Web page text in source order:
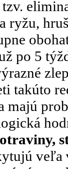
ryžu,
po 5
takúto
majú
veľa